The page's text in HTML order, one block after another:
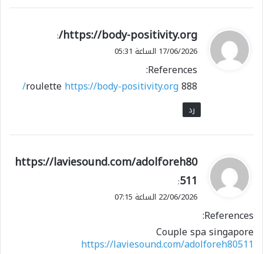
ي
ق
ل
https://body-positivity.org/
:
17/06/2026 الساعة 05:31
References:
888 roulette
https://body-positivity.org/
رد
ي
ق
و
ل
https://laviesound.com/adolforeh80
511
:
22/06/2026 الساعة 07:15
References:
Couple spa singapore
https://laviesound.com/adolforeh80511